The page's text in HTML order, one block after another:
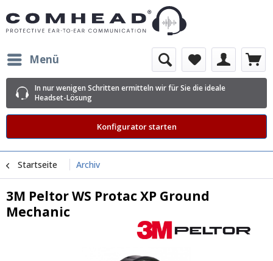
Menü
In nur wenigen Schritten ermitteln wir für Sie die ideale
Headset-Lösung
Konfigurator starten
Startseite Archiv
3M Peltor WS Protac XP Ground
Mechanic